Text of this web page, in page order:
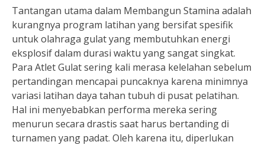
Tantangan utama dalam Membangun Stamina adalah
kurangnya program latihan yang bersifat spesifik
untuk olahraga gulat yang membutuhkan energi
eksplosif dalam durasi waktu yang sangat singkat.
Para Atlet Gulat sering kali merasa kelelahan sebelum
pertandingan mencapai puncaknya karena minimnya
variasi latihan daya tahan tubuh di pusat pelatihan.
Hal ini menyebabkan performa mereka sering
menurun secara drastis saat harus bertanding di
turnamen yang padat. Oleh karena itu, diperlukan